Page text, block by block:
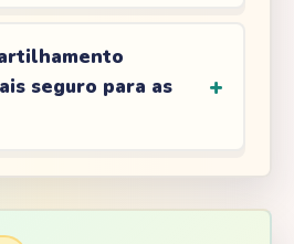
seguro para as